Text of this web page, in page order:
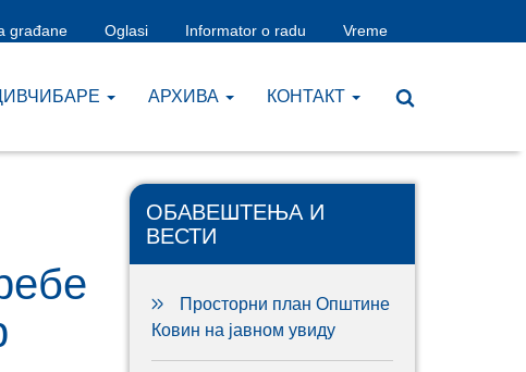
građane Oglasi Informator o radu Vreme
AРХИВА КОНТАКТ
ОБАВЕШТЕЊА И
ВЕСТИ
Просторни план Општине
Ковин на јавном увиду